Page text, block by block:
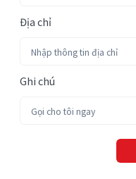
Địa chỉ
Ghi chú